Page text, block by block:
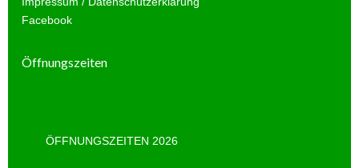
Facebook
Öffnungszeiten
ÖFFNUNGSZEITEN 2026